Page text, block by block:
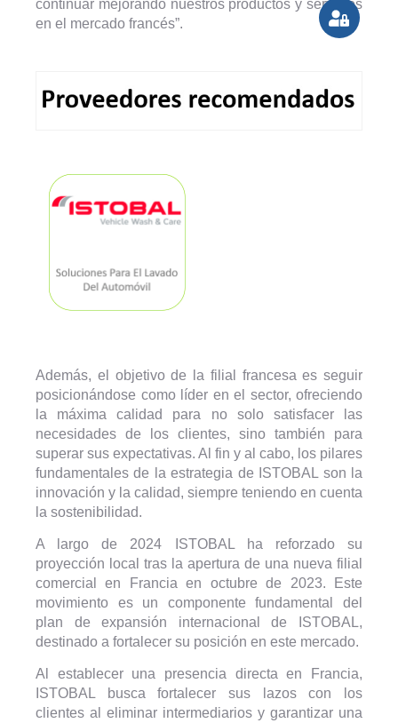
continuar mejorando nuestros productos y servicios
en el mercado francés”.
Además, el objetivo de la filial francesa es seguir
posicionándose como líder en el sector, ofreciendo
la máxima calidad para no solo satisfacer las
necesidades de los clientes, sino también para
superar sus expectativas. Al fin y al cabo, los pilares
fundamentales de la estrategia de ISTOBAL son la
innovación y la calidad, siempre teniendo en cuenta
la sostenibilidad.
A largo de 2024 ISTOBAL ha reforzado su
proyección local tras la apertura de una nueva filial
comercial en Francia en octubre de 2023. Este
movimiento es un componente fundamental del
plan de expansión internacional de ISTOBAL,
destinado a fortalecer su posición en este mercado.
Al establecer una presencia directa en Francia,
ISTOBAL busca fortalecer sus lazos con los
clientes al eliminar intermediarios y garantizar una